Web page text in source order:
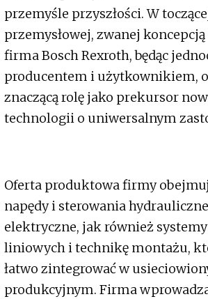
przemyśle przyszłości. W
przemysłowej, zwanej koncepcją
firma Bosch Rexroth, będąc
producentem i użytkownikiem,
znaczącą rolę jako prekursor
technologii o uniwersalnym
Oferta produktowa firmy
napędy i sterowania
elektryczne, jak również
liniowych i technikę montażu,
łatwo zintegrować w
produkcyjnym. Firma